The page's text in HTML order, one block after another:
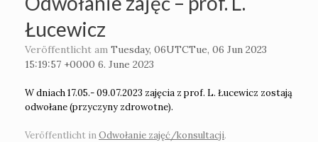
Łucewicz
Veröffentlicht am Tuesday, 06UTCTue, 06 Jun 2023
15:19:57 +0000 6. June 2023
W dniach 17.05.- 09.07.2023 zajęcia z prof. L. Łucewicz zostają
odwołane (przyczyny zdrowotne).
Veröffentlicht inOdwołanie zajęć/konsultacji.